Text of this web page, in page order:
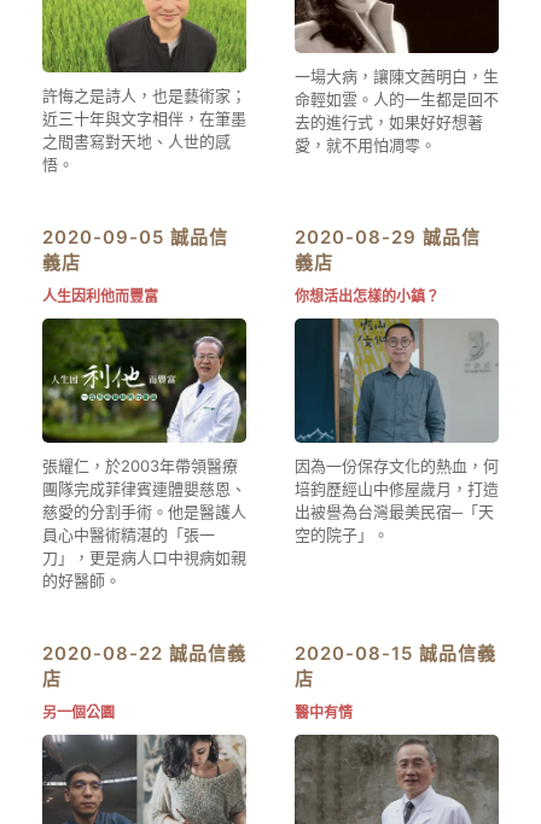
許悔之是詩人，也是藝術家；
近三十年與文字相伴，在筆墨
之間書寫對天地、人世的感
悟。
一場大病，讓陳文茜明白，生
命輕如雲。人的一生都是回不
去的進行式，如果好好想著
愛，就不用怕凋零。
2020-09-05 誠品信
義店
人生因利他而豐富
張耀仁，於2003年帶領醫療
團隊完成菲律賓連體嬰慈恩、
慈愛的分割手術。他是醫護人
員心中醫術精湛的「張一
刀」，更是病人口中視病如親
的好醫師。
2020-08-29 誠品信
義店
你想活出怎樣的小鎮？
因為一份保存文化的熱血，何
培鈞歷經山中修屋歲月，打造
出被譽為台灣最美民宿─「天
空的院子」。
2020-08-22 誠品信義
店
另一個公園
2020-08-15 誠品信義
店
醫中有情